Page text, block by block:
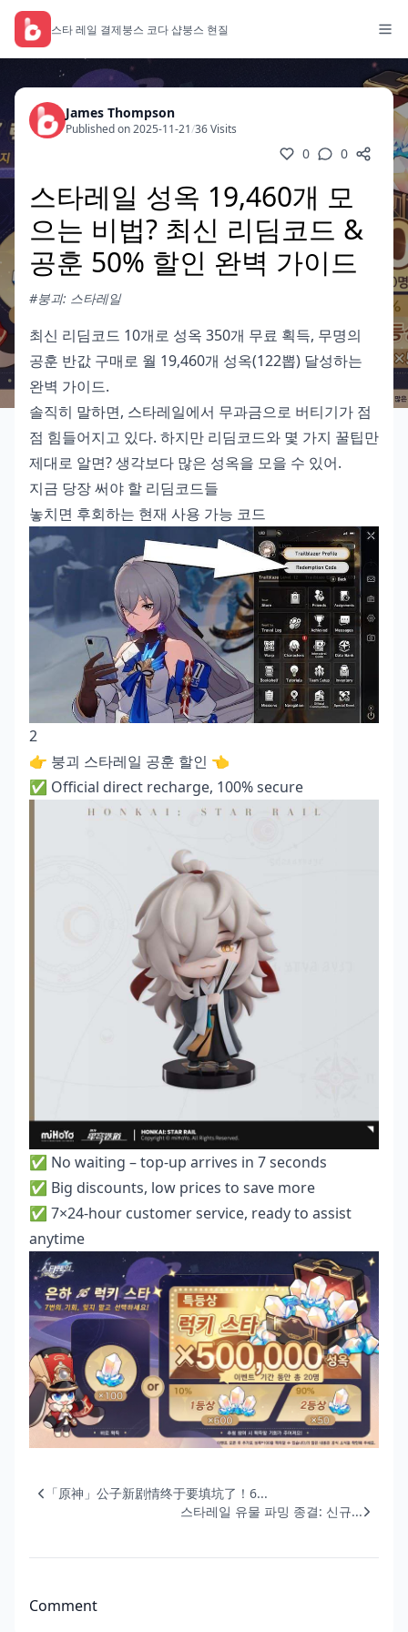
스타 레일 결제붕스 코다 샵붕스 현질
James Thompson
Published on 2025-11-21/36 Visits
0 0
스타레일 성옥 19,460개 모
으는 비법? 최신 리딤코드 &
공훈 50% 할인 완벽 가이드
#붕괴: 스타레일
최신 리딤코드 10개로 성옥 350개 무료 획득, 무명의
공훈 반값 구매로 월 19,460개 성옥(122뽑) 달성하는
완벽 가이드.
솔직히 말하면, 스타레일에서 무과금으로 버티기가 점
점 힘들어지고 있다. 하지만 리딤코드와 몇 가지 꿀팁만
제대로 알면? 생각보다 많은 성옥을 모을 수 있어.
지금 당장 써야 할 리딤코드들
놓치면 후회하는 현재 사용 가능 코드
2
👉 붕괴 스타레일 공훈 할인 👈
✅ Official direct recharge, 100% secure
✅ No waiting – top-up arrives in 7 seconds
✅ Big discounts, low prices to save more
✅ 7×24-hour customer service, ready to assist
anytime
「原神」公子新剧情终于要填坑了！6...
스타레일 유물 파밍 종결: 신규...
Comment